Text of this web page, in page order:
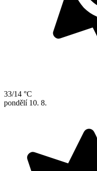
33/14 °C
pondělí 10. 8.